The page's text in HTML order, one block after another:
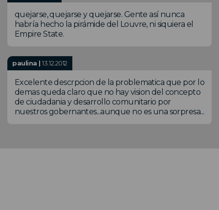
quejarse, quejarse y quejarse. Gente así nunca
habría hecho la pirámide del Louvre, ni siquiera el
Empire State.
paulina |13.12.2012
Excelente descrpcion de la problematica que por lo
demas queda claro que no hay vision del concepto
de ciudadania y desarrollo comunitario por
nuestros gobernantes...aunque no es una sorpresa...